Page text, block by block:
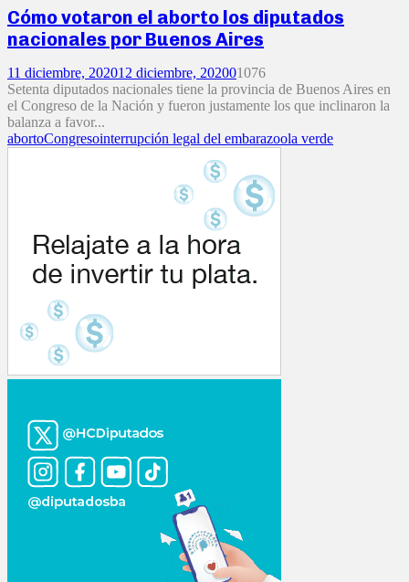
Cómo votaron el aborto los diputados
nacionales por Buenos Aires
11 diciembre, 202012 diciembre, 202001076
Setenta diputados nacionales tiene la provincia de Buenos Aires en
el Congreso de la Nación y fueron justamente los que inclinaron la
balanza a favor...
abortoCongresointerrupción legal del embarazoola verde